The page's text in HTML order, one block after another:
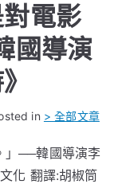
對電影
國導演
in > 全部文章
」──韓國導演李
化 翻譯:胡椒筒